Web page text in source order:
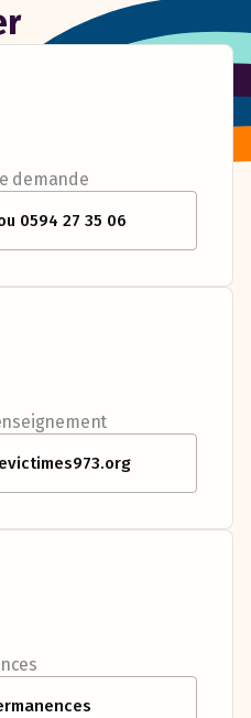
demande
0594 27 35 06